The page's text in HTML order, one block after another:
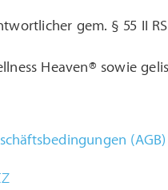
gem. § 55 II
Heaven® sowie
(AGB)